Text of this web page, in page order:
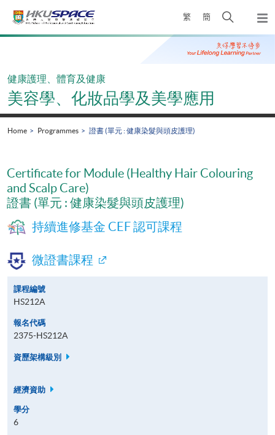
繁 簡
Open
search
panel
Main
健康護理、體育及健康
美容學、化妝品學及美學應用
Home Programmes 證書 (單元 : 健康染髮與頭皮護理)
Certificate for Module (Healthy Hair Colouring
and Scalp Care)
證書 (單元 : 健康染髮與頭皮護理)
持續進修基金 CEF 認可課程
微證書課程
課程編號
HS212A
報名代碼
2375-HS212A
資歷架構級別
經濟資助
學分
6